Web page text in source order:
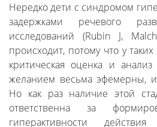
Нередко дети с синдромом
задержками речевого
исследований (Rubin J,
происходит, потому что у
критическая оценка и
желанием весьма эфемерны,
Но как раз наличие этой
ответственна за
гиперактивности